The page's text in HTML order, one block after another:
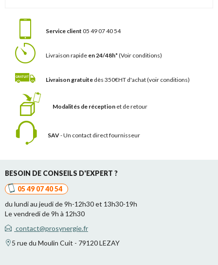
Service client 05 49 07 40 54
Livraison rapide en 24/48h*(Voir conditions)
Livraison gratuite dès 350€HT d'achat(voir conditions)
Modalités de réception et de retour
SAV- Un contact direct fournisseur
BESOIN DE CONSEILS D'EXPERT ?
05 49 07 40 54
du lundi au jeudi de 9h-12h30 et 13h30-19h
Le vendredi de 9h à 12h30
contact@prosynergie.fr
5 rue du Moulin Cuit - 79120 LEZAY